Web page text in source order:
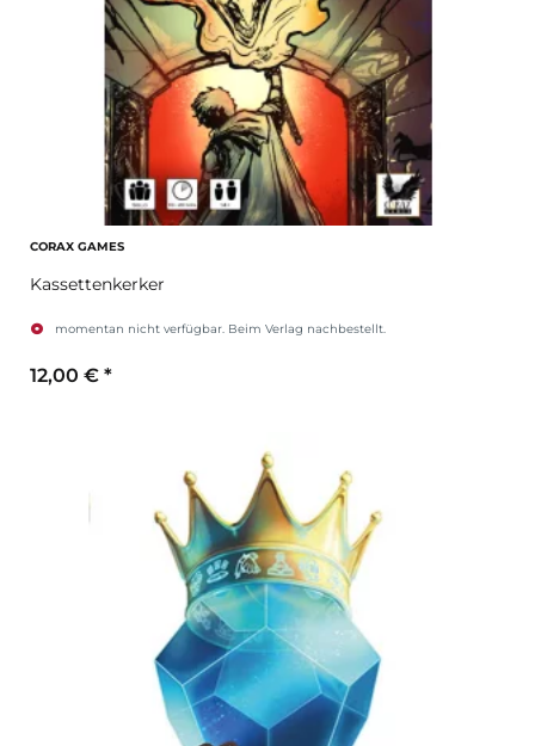
CORAX GAMES
Kassettenkerker
momentan nicht verfügbar. Beim Verlag nachbestellt.
12,00 € *